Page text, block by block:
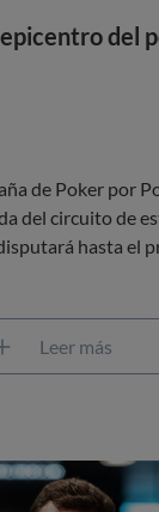
del
de Poker por
del circuito de
hasta el
Leer más